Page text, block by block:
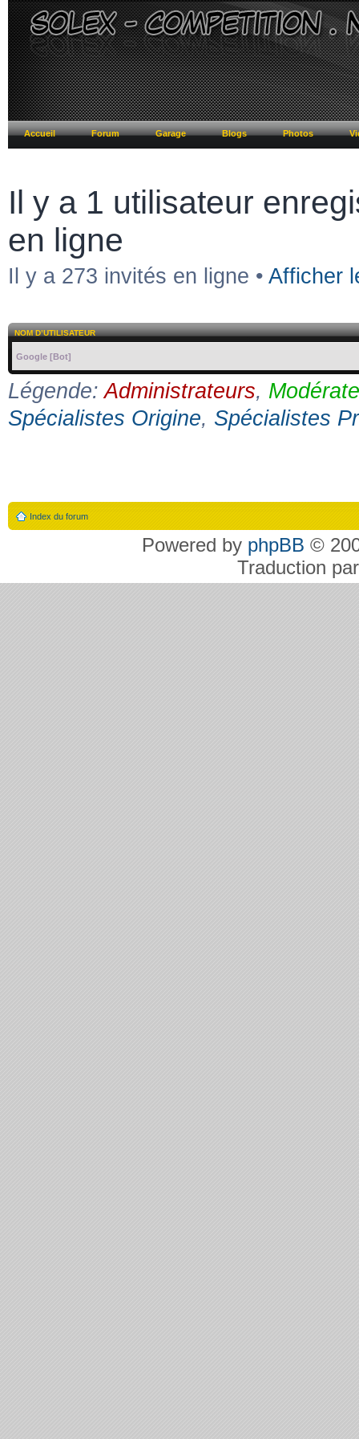
Accueil Forum Garage Blogs Photos
Il y a 1 utilisateur
en ligne
Il y a 273 invités en ligne • Afficher
NOM D’UTILISATEUR
Google [Bot]
Légende:Administrateurs,
Spécialistes Origine, Spécialistes
Index du forum
Powered by phpBB ©
Traduction